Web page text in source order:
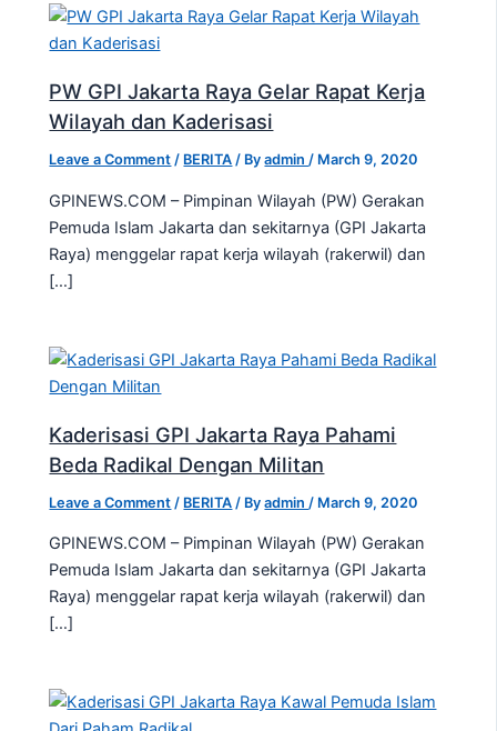
PW GPI Jakarta Raya Gelar Rapat Kerja
Wilayah dan Kaderisasi
Leave a Comment / BERITA / Byadmin/ March 9, 2020
GPINEWS.COM – Pimpinan Wilayah (PW) Gerakan
Pemuda Islam Jakarta dan sekitarnya (GPI Jakarta
Raya) menggelar rapat kerja wilayah (rakerwil) dan
[…]
Kaderisasi GPI Jakarta Raya Pahami
Beda Radikal Dengan Militan
Leave a Comment / BERITA / Byadmin / March 9, 2020
GPINEWS.COM – Pimpinan Wilayah (PW) Gerakan
Pemuda Islam Jakarta dan sekitarnya (GPI Jakarta
Raya) menggelar rapat kerja wilayah (rakerwil) dan
[…]